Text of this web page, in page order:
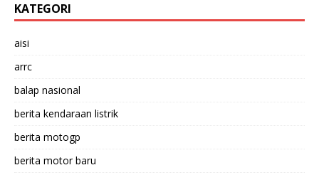
KATEGORI
aisi
arrc
balap nasional
berita kendaraan listrik
berita motogp
berita motor baru